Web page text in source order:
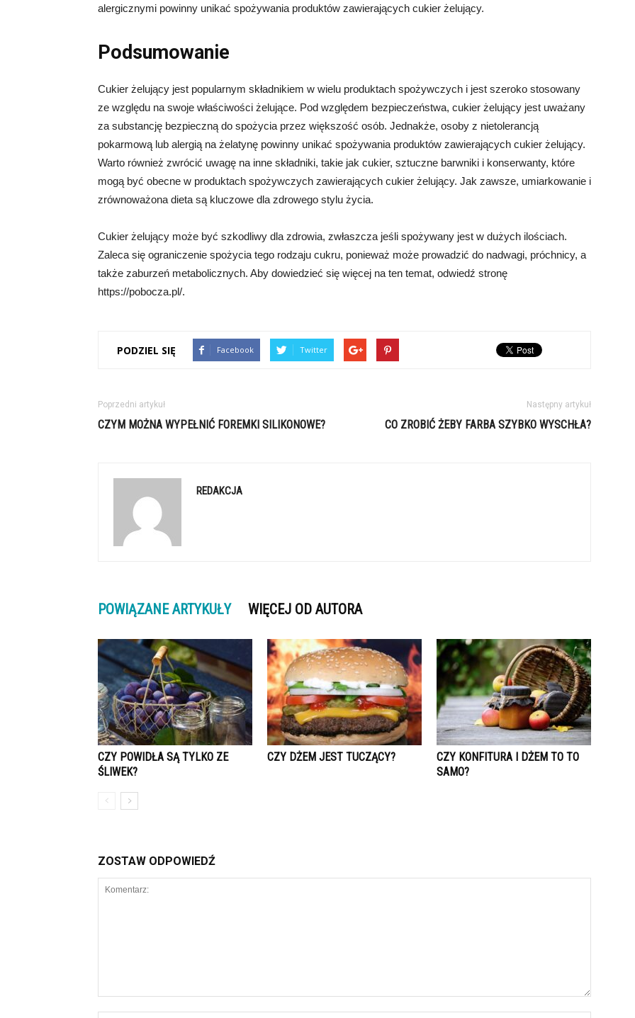
alergicznymi powinny unikać spożywania produktów zawierających cukier żelujący.
Podsumowanie
Cukier żelujący jest popularnym składnikiem w wielu produktach spożywczych i jest szeroko stosowany
ze względu na swoje właściwości żelujące. Pod względem bezpieczeństwa, cukier żelujący jest uważany
za substancję bezpieczną do spożycia przez większość osób. Jednakże, osoby z nietolerancją
pokarmową lub alergią na żelatynę powinny unikać spożywania produktów zawierających cukier żelujący.
Warto również zwrócić uwagę na inne składniki, takie jak cukier, sztuczne barwniki i konserwanty, które
mogą być obecne w produktach spożywczych zawierających cukier żelujący. Jak zawsze, umiarkowanie i
zrównoważona dieta są kluczowe dla zdrowego stylu życia.
Cukier żelujący może być szkodliwy dla zdrowia, zwłaszcza jeśli spożywany jest w dużych ilościach.
Zaleca się ograniczenie spożycia tego rodzaju cukru, ponieważ może prowadzić do nadwagi, próchnicy, a
także zaburzeń metabolicznych. Aby dowiedzieć się więcej na ten temat, odwiedź stronę
https://pobocza.pl/.
PODZIEL SIĘ Facebook Twitter
Poprzedni artykuł
CZYM MOŻNA WYPEŁNIĆ FOREMKI SILIKONOWE?
Następny artykuł
CO ZROBIĆ ŻEBY FARBA SZYBKO WYSCHŁA?
REDAKCJA
POWIĄZANE ARTYKUŁY WIĘCEJ OD AUTORA
CZY POWIDŁA SĄ TYLKO ZE
ŚLIWEK?
CZY DŻEM JEST TUCZĄCY?
CZY KONFITURA I DŻEM TO TO
SAMO?
ZOSTAW ODPOWIEDŹ